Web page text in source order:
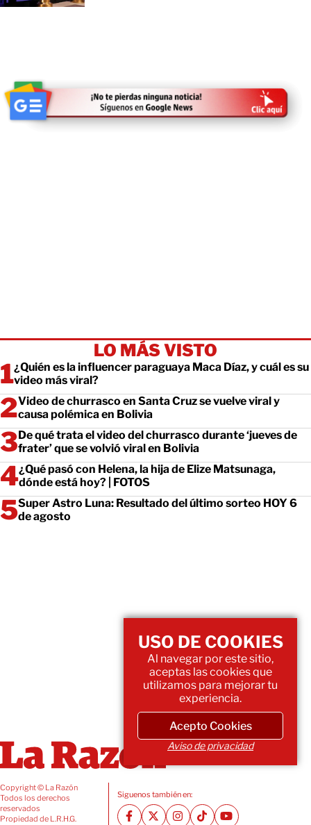
LO MÁS VISTO
¿Quién es la influencer paraguaya Maca Díaz, y cuál es su
video más viral?
Video de churrasco en Santa Cruz se vuelve viral y
causa polémica en Bolivia
De qué trata el video del churrasco durante ‘jueves de
frater’ que se volvió viral en Bolivia
¿Qué pasó con Helena, la hija de Elize Matsunaga,
dónde está hoy? | FOTOS
Super Astro Luna: Resultado del último sorteo HOY 6
de agosto
Copyright © La Razón
Todos los derechos
reservados
Propiedad de L.R.H.G.
Siguenos también en:
USO DE COOKIES
Al navegar por este sitio,
aceptas las cookies que
utilizamos para mejorar tu
experiencia.
Acepto Cookies
Aviso de privacidad